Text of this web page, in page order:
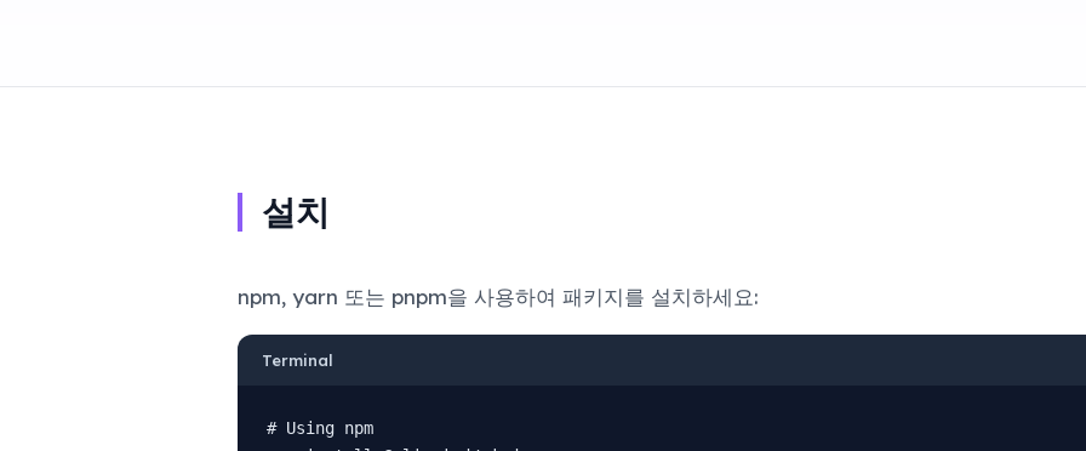
설치
npm, yarn 또는 pnpm을 사용하여 패키지를 설치하세요:
Terminal
# Using npm